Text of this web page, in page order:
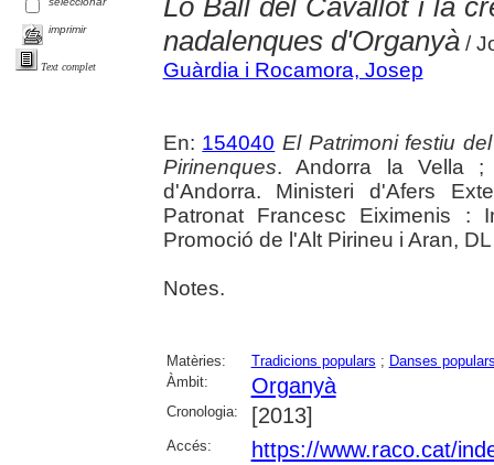
imprimir
Text complet
nadalenques d'Organyà/
Guàrdia i Rocamora, Josep
En: 154040 El Patrimoni festiu
Pirinenques. Andorra la Vella
d'Andorra. Ministeri d'Afers
Patronat Francesc Eiximenis :
Promoció de l'Alt Pirineu i Aran,
Notes.
Matèries: Tradicions populars ; Danses
Àmbit:
Organyà
Cronologia: [2013]
Accés: https://www.raco.cat/